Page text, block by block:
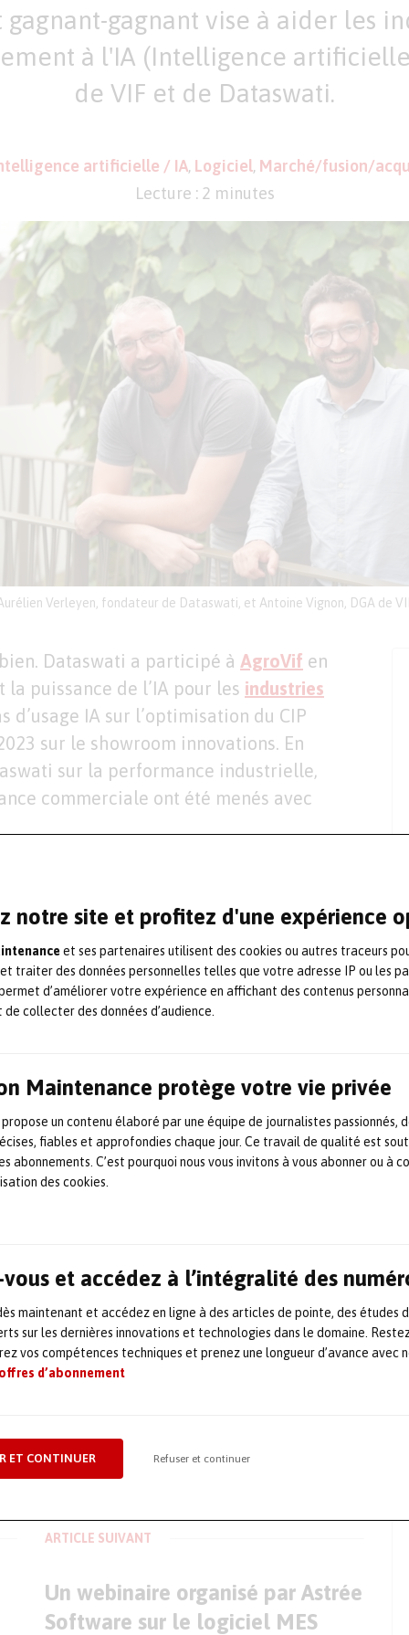
notre site et profitez d'une expérience
et ses partenaires utilisent des cookies ou autres traceurs
traiter des données personnelles telles que votre adresse IP ou les
d’améliorer votre expérience en affichant des contenus
collecter des données d’audience.
Maintenance protège votre vie privée
un contenu élaboré par une équipe de journalistes passionnés,
fiables et approfondies chaque jour. Ce travail de qualité est
abonnements. C’est pourquoi nous vous invitons à vous abonner ou à
des cookies.
et accédez à l’intégralité des
maintenant et accédez en ligne à des articles de pointe, des études
sur les dernières innovations et technologies dans le domaine.
vos compétences techniques et prenez une longueur d’avance avec
d’abonnement
ET CONTINUER Refuser et continuer
gagnant vise à aider les
à l'IA (Intelligence
de VIF et de Dataswati.
artificielle / IA, Logiciel, Marché/fusion/
Lecture : 2 minutes
Verleyen, fondateur de Dataswati, et Antoine Vignon, DGA de
Dataswati a participé à AgroVif en
puissance de l’IA pour les industries
d’usage IA sur l’optimisation du CIP
sur le showroom innovations. En
sur la performance industrielle,
commerciale ont été menés avec
à Massy par Aurélien Verleyen. Celui-ci
de production desindustries de
au dérèglement climatique. L’équipe se
agroalimentaires en mettant
procédés industriels. PowerOP intègre et
production et assiste les prises de
d’augmenter de 10% de la capacité de
gagnant
des technologies de l’ IA, les rendre
offres PowerOP et PowerOP Energies.
ARTICLE SUIVANT
Un webinaire organisé par Astrée
Software sur le logiciel MES